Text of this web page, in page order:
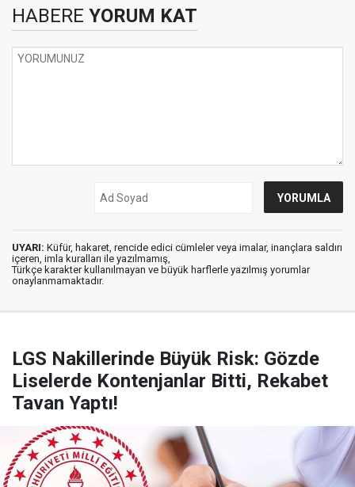
HABERE YORUM KAT
UYARI: Küfür, hakaret, rencide edici cümleler veya imalar, inançlara saldırı
içeren, imla kuralları ile yazılmamış,
Türkçe karakter kullanılmayan ve büyük harflerle yazılmış yorumlar
onaylanmamaktadır.
LGS Nakillerinde Büyük Risk: Gözde
Liselerde Kontenjanlar Bitti, Rekabet
Tavan Yaptı!